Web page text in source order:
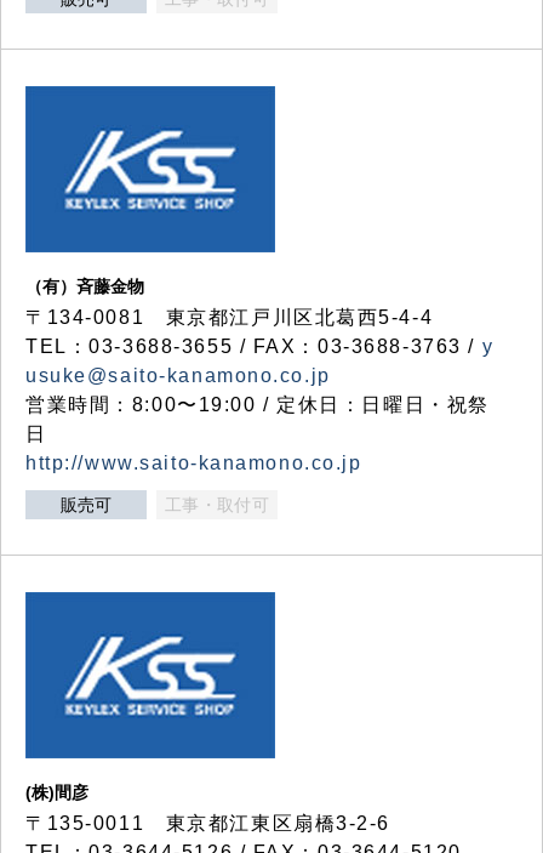
（有）斉藤金物
〒134-0081 東京都江戸川区北葛西5-4-4
TEL：03-3688-3655 / FAX：03-3688-3763 / y
usuke@saito-kanamono.co.jp
営業時間：8:00〜19:00 / 定休日：日曜日・祝祭
日
http://www.saito-kanamono.co.jp
販売可 工事・取付可
(株)間彦
〒135-0011 東京都江東区扇橋3-2-6